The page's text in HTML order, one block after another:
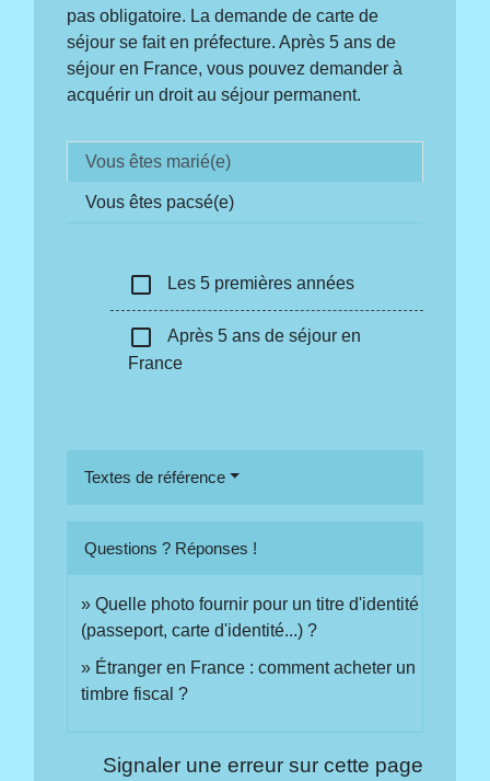
pas obligatoire. La demande de carte de
séjour se fait en préfecture. Après 5 ans de
séjour en France, vous pouvez demander à
acquérir un droit au séjour permanent.
Vous êtes marié(e)
Vous êtes pacsé(e)
check_box_outline_blank Les 5 premières années
check_box_outline_blank
Après 5 ans de séjour en
France
Textes de référence
Questions ? Réponses !
Quelle photo fournir pour un titre d'identité
(passeport, carte d'identité...) ?
Étranger en France : comment acheter un
timbre fiscal ?
Signaler une erreur sur cette page